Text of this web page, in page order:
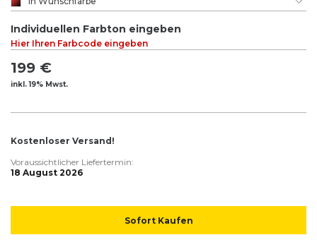
Individuellen Farbton eingeben
Hier Ihren Farbcode eingeben
199 €
inkl. 19% Mwst.
Kostenloser Versand!
Voraussichtlicher Liefertermin:
18 August 2026
Sofort Kaufen